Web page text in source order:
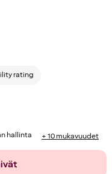
rating
hallinta + 10 mukavuudet